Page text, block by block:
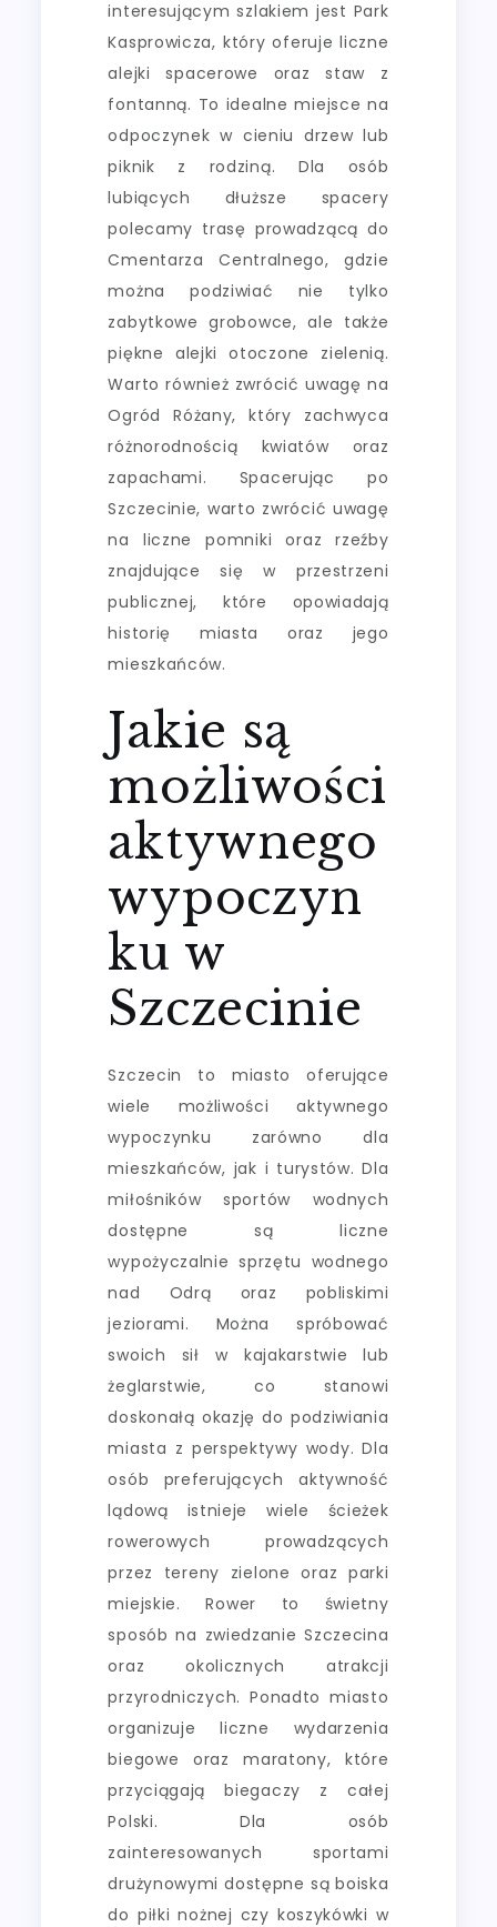
interesującym szlakiem jest Park
Kasprowicza, który oferuje liczne
alejki spacerowe oraz staw z
fontanną. To idealne miejsce na
odpoczynek w cieniu drzew lub
piknik z rodziną. Dla osób
lubiących dłuższe spacery
polecamy trasę prowadzącą do
Cmentarza Centralnego, gdzie
można podziwiać nie tylko
zabytkowe grobowce, ale także
piękne alejki otoczone zielenią.
Warto również zwrócić uwagę na
Ogród Różany, który zachwyca
różnorodnością kwiatów oraz
zapachami. Spacerując po
Szczecinie, warto zwrócić uwagę
na liczne pomniki oraz rzeźby
znajdujące się w przestrzeni
publicznej, które opowiadają
historię miasta oraz jego
mieszkańców.
Jakie są
możliwości
aktywnego
wypoczyn
ku w
Szczecinie
Szczecin to miasto oferujące
wiele możliwości aktywnego
wypoczynku zarówno dla
mieszkańców, jak i turystów. Dla
miłośników sportów wodnych
dostępne są liczne
wypożyczalnie sprzętu wodnego
nad Odrą oraz pobliskimi
jeziorami. Można spróbować
swoich sił w kajakarstwie lub
żeglarstwie, co stanowi
doskonałą okazję do podziwiania
miasta z perspektywy wody. Dla
osób preferujących aktywność
lądową istnieje wiele ścieżek
rowerowych prowadzących
przez tereny zielone oraz parki
miejskie. Rower to świetny
sposób na zwiedzanie Szczecina
oraz okolicznych atrakcji
przyrodniczych. Ponadto miasto
organizuje liczne wydarzenia
biegowe oraz maratony, które
przyciągają biegaczy z całej
Polski. Dla osób
zainteresowanych sportami
drużynowymi dostępne są boiska
do piłki nożnej czy koszykówki w